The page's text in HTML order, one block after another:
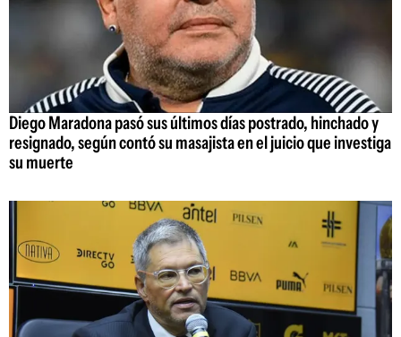
Diego Maradona pasó sus últimos días postrado, hinchado y
resignado, según contó su masajista en el juicio que investiga
su muerte